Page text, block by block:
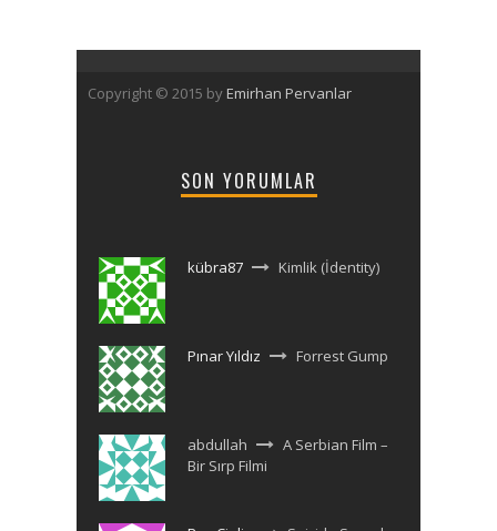
Copyright © 2015 by Emirhan Pervanlar
SON YORUMLAR
kübra87 Kimlik (İdentity)
Pınar Yıldız Forrest Gump
abdullah
A Serbian Film –
Bir Sırp Filmi